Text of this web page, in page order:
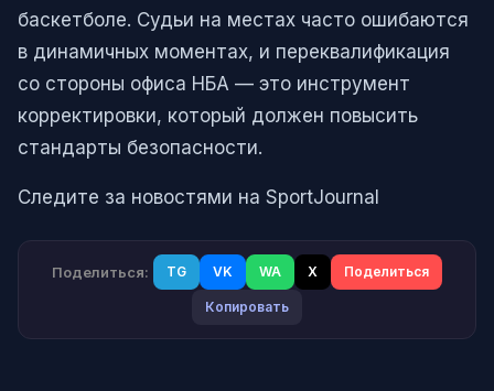
баскетболе. Судьи на местах часто ошибаются
в динамичных моментах, и переквалификация
со стороны офиса НБА — это инструмент
корректировки, который должен повысить
стандарты безопасности.
Следите за новостями на SportJournal
Поделиться: TG VK WA X Поделиться
Копировать